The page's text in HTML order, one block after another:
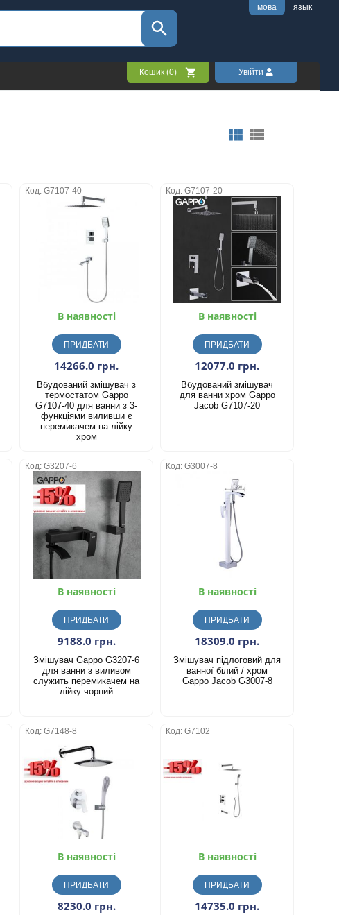
мова язык
Кошик (0) Увійти
Код: G7107-40
В наявності
ПРИДБАТИ
14266.0 грн.
Вбудований змішувач з
термостатом Gappo
G7107-40 для ванни з 3-
функціями виливши є
перемикачем на лійку
хром
Код: G7107-20
В наявності
ПРИДБАТИ
12077.0 грн.
Вбудований змішувач
для ванни хром Gappo
Jacob G7107-20
Код: G3207-6
В наявності
ПРИДБАТИ
9188.0 грн.
Змішувач Gappo G3207-6
для ванни з виливом
служить перемикачем на
лійку чорний
Код: G3007-8
В наявності
ПРИДБАТИ
18309.0 грн.
Змішувач підлоговий для
ванної білий / хром
Gappo Jacob G3007-8
Код: G7148-8
В наявності
ПРИДБАТИ
8230.0 грн.
Код: G7102
В наявності
ПРИДБАТИ
14735.0 грн.